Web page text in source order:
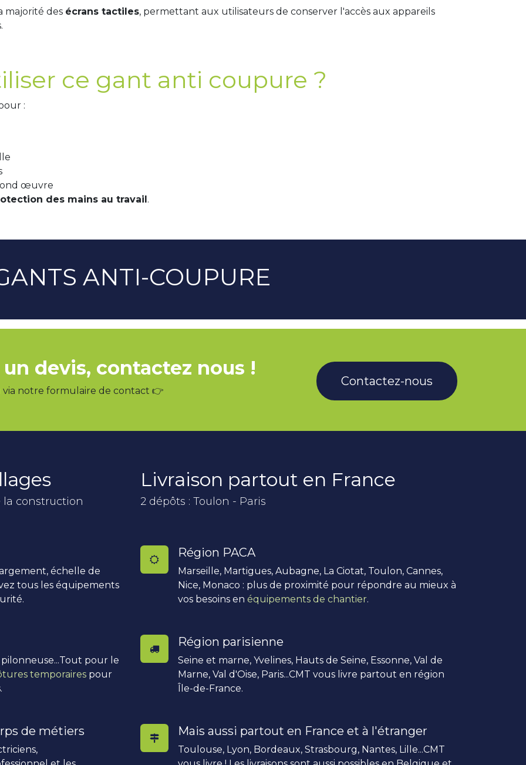
majorité des écrans tactiles, permettant aux utilisateurs de conserver l'accès aux appareils
ce gant anti coupure ?
:
œuvre
des mains au travail.
ANTI-COUPURE
devis, contactez nous !
via notre formulaire de contact 👉
Contactez-nous
la construction
échelle de
tous les équipements
pour le
temporaires pour
de métiers
Livraison partout en France
2 dépôts : Toulon - Paris
Région PACA
Marseille, Martigues, Aubagne, La Ciotat, Toulon, Cannes,
Nice, Monaco : plus de proximité pour répondre au mieux à
vos besoins en équipements de chantier.
Région parisienne
Seine et marne, Yvelines, Hauts de Seine, Essonne, Val de
Marne, Val d'Oise, Paris...CMT vous livre partout en région
Île-de-France.
Mais aussi partout en France et à l'étranger
Toulouse, Lyon, Bordeaux, Strasbourg, Nantes, Lille...CMT